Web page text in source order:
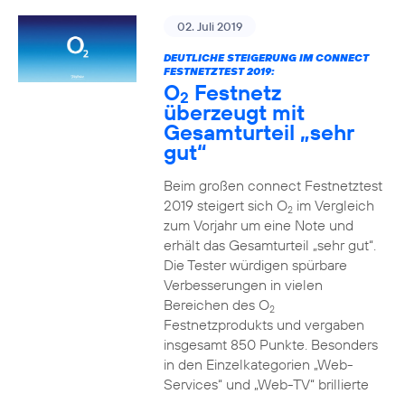
02. Juli 2019
DEUTLICHE STEIGERUNG IM CONNECT
FESTNETZTEST 2019:
O2 Festnetz
überzeugt mit
Gesamturteil „sehr
gut“
Beim großen connect Festnetztest
2019 steigert sich O2im Vergleich
zum Vorjahr um eine Note und
erhält das Gesamturteil „sehr gut“.
Die Tester würdigen spürbare
Verbesserungen in vielen
Bereichen des O2
Festnetzprodukts und vergaben
insgesamt 850 Punkte. Besonders
in den Einzelkategorien „Web-
Services“ und „Web-TV“ brillierte